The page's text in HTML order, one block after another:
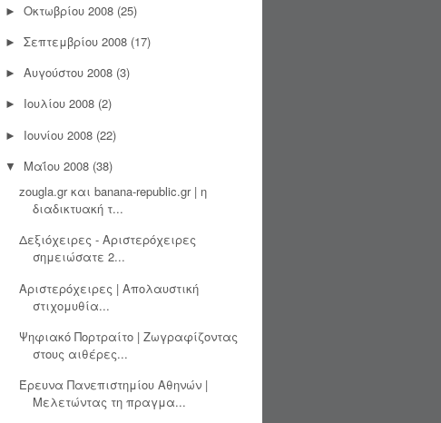
► Οκτωβρίου 2008 (25)
► Σεπτεμβρίου 2008 (17)
► Αυγούστου 2008 (3)
► Ιουλίου 2008 (2)
► Ιουνίου 2008 (22)
▼ Μαΐου 2008 (38)
zougla.gr και banana-republic.gr | η
διαδικτυακή τ...
Δεξιόχειρες - Αριστερόχειρες
σημειώσατε 2...
Αριστερόχειρες | Απολαυστική
στιχομυθία...
Ψηφιακό Πορτραίτο | Ζωγραφίζοντας
στους αιθέρες...
Έρευνα Πανεπιστημίου Αθηνών |
Μελετώντας τη πραγμα...